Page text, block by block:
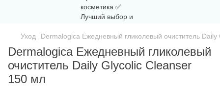
Уход Dermalogica Ежедневный гликолевый очиститель
Dermalogica Ежедневный гликолевый
очиститель Daily Glycolic Cleanser
150 мл